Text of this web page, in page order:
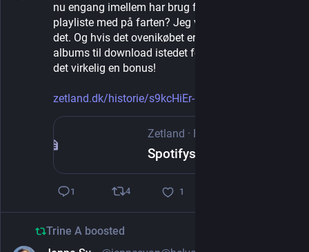
nu engang imellem har brug for at have en
playliste med på farten? Jeg vil gerne betale for
det. Og hvis det ovenikøbet er muligt at købe
albums til download istedet for kun at streame, er
det virkelig en bonus!
zetland.dk/historie/s9kcHiEr-m
Zetland ·
1 4 1
Trine A boosted